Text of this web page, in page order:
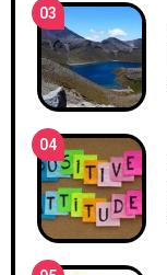
03
04